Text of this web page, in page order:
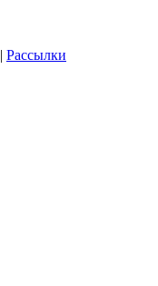
| Рассылки